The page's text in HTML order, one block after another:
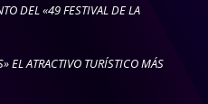
DEL «49 FESTIVAL DE LA
EL ATRACTIVO TURÍSTICO MÁS